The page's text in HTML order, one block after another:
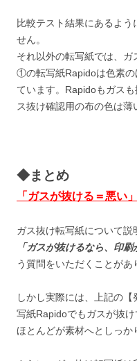
比較テスト結果にあるよ
せん。
それ以外の転写紙では、ガ
①の転写紙Rapidoは色素の
ています。Rapidoもガス
ス抜け確認用の布の色は薄
◆まとめ
「ガスが抜ける＝悪い
ガス抜け転写紙について説
「ガスが抜けるなら、印
う質問をいただくことがあ
しかし実際には、上記の
写紙Rapidoでもガスが抜
ほとんどが素材へとしっか